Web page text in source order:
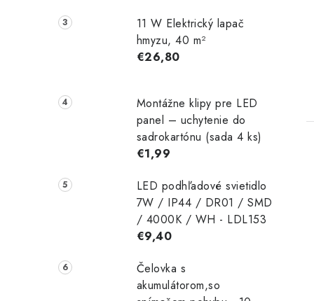
11 W Elektrický lapač
hmyzu, 40 m²
€26,80
Montážne klipy pre LED
panel – uchytenie do
sadrokartónu (sada 4 ks)
€1,99
LED podhľadové svietidlo
7W / IP44 / DR01 / SMD
/ 4000K / WH - LDL153
€9,40
Čelovka s
akumulátorom,so